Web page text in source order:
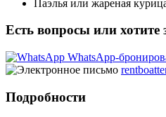
Паэлья или жареная
Есть вопросы или хотите
WhatsApp-
Подробности